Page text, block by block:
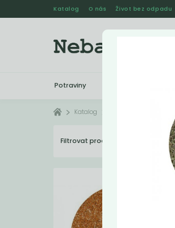
Katalog O nás Život bez odpadu
Potraviny
Katalog
Filtrovat produkty